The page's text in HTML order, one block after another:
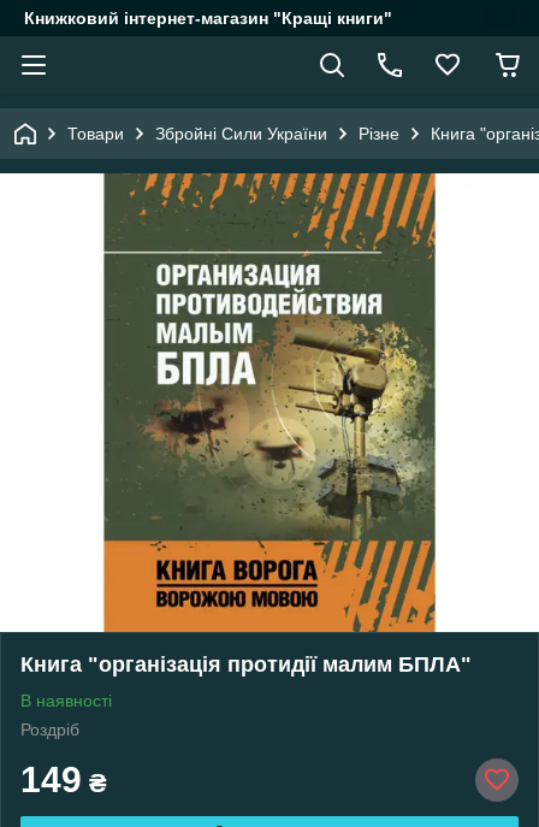
Книжковий інтернет-магазин "Кращі книги"
Товари Збройні Сили України Різне Книга
Книга "організація протидії малим БПЛА"
В наявності
Роздріб
149 ₴